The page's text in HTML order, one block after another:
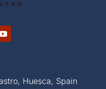
Huesca, Spain